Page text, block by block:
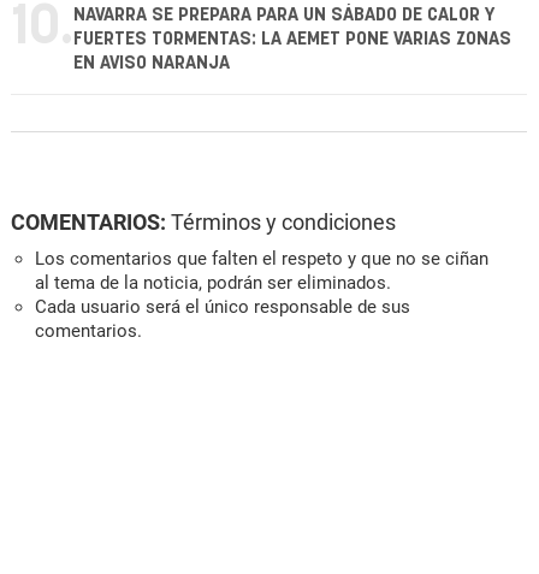
10. NAVARRA SE PREPARA PARA UN SÁBADO DE CALOR Y
FUERTES TORMENTAS: LA AEMET PONE VARIAS ZONAS
EN AVISO NARANJA
COMENTARIOS: Términos y condiciones
Los comentarios que falten el respeto y que no se ciñan
al tema de la noticia, podrán ser eliminados.
Cada usuario será el único responsable de sus
comentarios.